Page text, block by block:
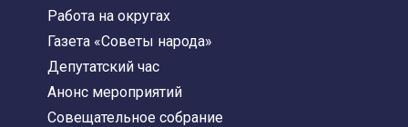
Работа на округах
Газета «Советы народа»
Депутатский час
Анонс мероприятий
Совещательное собрание